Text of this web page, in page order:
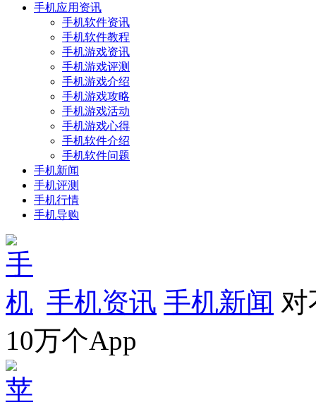
手机应用资讯
手机软件资讯
手机软件教程
手机游戏资讯
手机游戏评测
手机游戏介绍
手机游戏攻略
手机游戏活动
手机游戏心得
手机软件介绍
手机软件问题
手机新闻
手机评测
手机行情
手机导购
手机资讯 手机新闻
10万个App